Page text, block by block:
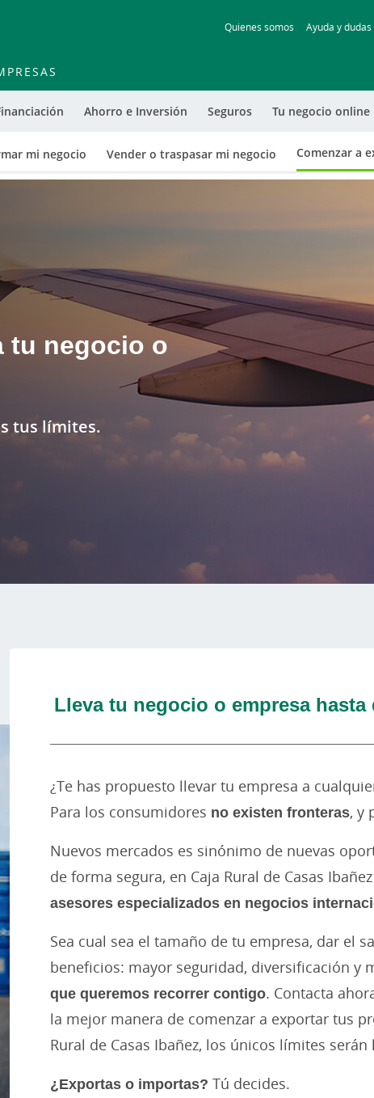
Quienes somos Ayuda y
Ahorro e Inversión Seguros Tu negocio online
mi negocio Vender o traspasar mi negocio Comenzar a
tu negocio o
tus límites.
Lleva tu negocio o empresa
¿Te has propuesto llevar tu empresa a
Para los consumidores no existen fronteras, y
Nuevos mercados es sinónimo de nuevas
de forma segura, en Caja Rural de Casas
asesores especializados en negocios
Sea cual sea el tamaño de tu empresa, dar el
beneficios: mayor seguridad, diversificación y
que queremos recorrer contigo. Contacta
la mejor manera de comenzar a exportar tus
Rural de Casas Ibañez, los únicos límites
¿Exportas o importas? Tú decides.